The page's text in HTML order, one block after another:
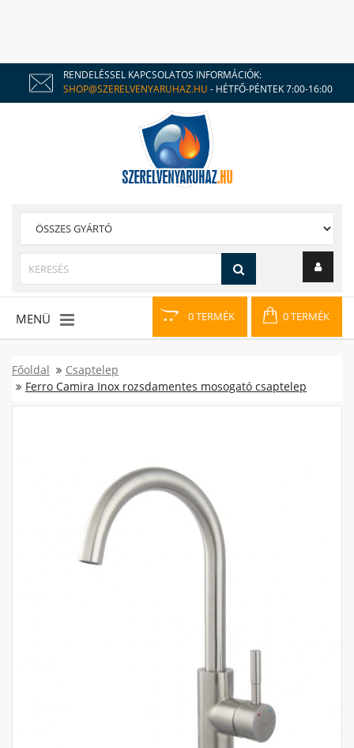
RENDELÉSSEL KAPCSOLATOS INFORMÁCIÓK:
SHOP@SZERELVENYARUHAZ.HU - HÉTFŐ-PÉNTEK 7:00-16:00
0 TERMÉK 0 TERMÉK
MENÜ
Főoldal
Csaptelep
Ferro Camira Inox rozsdamentes mosogató csaptelep